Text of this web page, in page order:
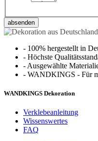
absenden
- 100% hergestellt in
- Höchste
- Ausgewählte
- WANDKINGS - Für
WANDKINGS Dekoration
Verklebeanleitung
Wissenswertes
FAQ